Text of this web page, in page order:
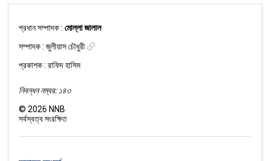
প্রধান সম্পাদক :মোল্লা জালাল
সম্পাদক :জুলীয়াস চৌধুরী
প্রকাশক : রাফিদ হাসিম
নিবন্ধন নম্বর: ১৪৩
©2026 NNB
সর্বস্বত্ব সংরক্ষিত